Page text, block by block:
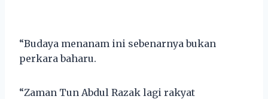
“Budaya menanam ini sebenarnya bukan
perkara baharu.
“Zaman Tun Abdul Razak lagi rakyat